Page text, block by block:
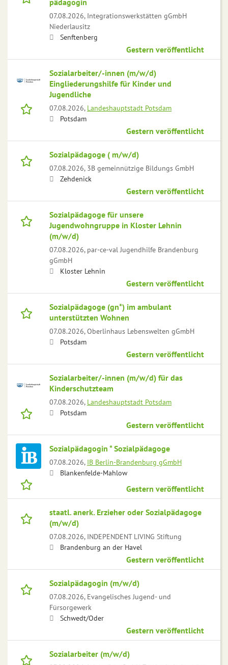
pädagogin
07.08.2026, Integrationswerkstätten gGmbH
Niederlausitz
Senftenberg
Gestern veröffentlicht
Sozialarbeiter/-innen (m/w/d)
Eingliederungshilfe für Kinder und
Jugendliche
07.08.2026, Landeshauptstadt Potsdam
Potsdam
Gestern veröffentlicht
Sozialpädagoge ( m/w/d)
07.08.2026, 3B gemeinnützige Bildungs GmbH
Zehdenick
Gestern veröffentlicht
Sozialpädagoge für unsere
Jugendwohngruppe in Kloster Lehnin
(m/w/d)
07.08.2026, par-ce-val Jugendhilfe Brandenburg
gGmbH
Kloster Lehnin
Gestern veröffentlicht
Sozialpädagoge (gn*) im ambulant
unterstützten Wohnen
07.08.2026,Oberlinhaus Lebenswelten gGmbH
Potsdam
Gestern veröffentlicht
Sozialarbeiter/-innen (m/w/d) für das
Kinderschutzteam
07.08.2026, Landeshauptstadt Potsdam
Potsdam
Gestern veröffentlicht
Sozialpädagogin * Sozialpädagoge
07.08.2026, IB Berlin-Brandenburg gGmbH
Blankenfelde-Mahlow
Gestern veröffentlicht
staatl. anerk. Erzieher oder Sozialpädagoge
(m/w/d)
07.08.2026, INDEPENDENT LIVING Stiftung
Brandenburg an der Havel
Gestern veröffentlicht
Sozialpädagogin (m/w/d)
07.08.2026, Evangelisches Jugend- und
Fürsorgewerk
Schwedt/Oder
Gestern veröffentlicht
Sozialarbeiter (m/w/d)